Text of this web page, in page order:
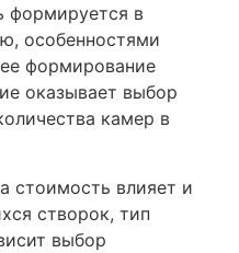
формируется в
особенностями
формирование
оказывает выбор
камер в
стоимость влияет и
створок, тип
выбор